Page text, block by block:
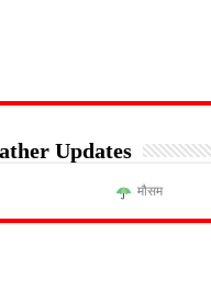
Updates
मौसम